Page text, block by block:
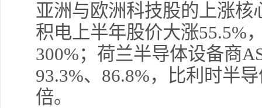
亚洲与欧洲科技股的上涨
积电上半年股价大涨55.5%
300%；荷兰半导体设备商
93.3%、86.8%，比利时半
倍。